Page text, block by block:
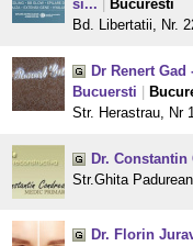
si...
Bucuresti
Bd. Libertatii, Nr.
Dr Renert
Bucuersti
Str. Herastrau, Nr
Dr.
Str.Ghita
Dr. Florin